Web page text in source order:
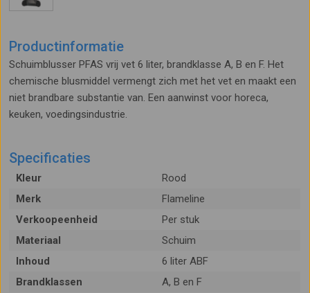
Productinformatie
Schuimblusser PFAS vrij vet 6 liter, brandklasse A, B en F. Het
chemische blusmiddel vermengt zich met het vet en maakt een
niet brandbare substantie van. Een aanwinst voor horeca,
keuken, voedingsindustrie.
Specificaties
Kleur
Rood
Merk
Flameline
Verkoopeenheid
Per stuk
Materiaal
Schuim
Inhoud
6 liter ABF
Brandklassen
A, B en F